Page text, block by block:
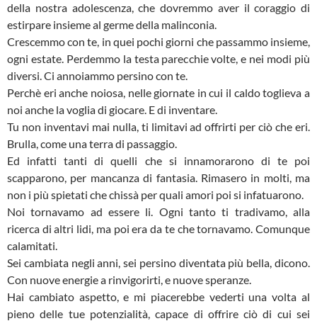
della nostra adolescenza, che dovremmo aver il coraggio di
estirpare insieme al germe della malinconia.
Crescemmo con te, in quei pochi giorni che passammo insieme,
ogni estate. Perdemmo la testa parecchie volte, e nei modi più
diversi. Ci annoiammo persino con te.
Perchè eri anche noiosa, nelle giornate in cui il caldo toglieva a
noi anche la voglia di giocare. E di inventare.
Tu non inventavi mai nulla, ti limitavi ad offrirti per ciò che eri.
Brulla, come una terra di passaggio.
Ed infatti tanti di quelli che si innamorarono di te poi
scapparono, per mancanza di fantasia. Rimasero in molti, ma
non i più spietati che chissà per quali amori poi si infatuarono.
Noi tornavamo ad essere li. Ogni tanto ti tradivamo, alla
ricerca di altri lidi, ma poi era da te che tornavamo. Comunque
calamitati.
Sei cambiata negli anni, sei persino diventata più bella, dicono.
Con nuove energie a rinvigorirti, e nuove speranze.
Hai cambiato aspetto, e mi piacerebbe vederti una volta al
pieno delle tue potenzialità, capace di offrire ciò di cui sei